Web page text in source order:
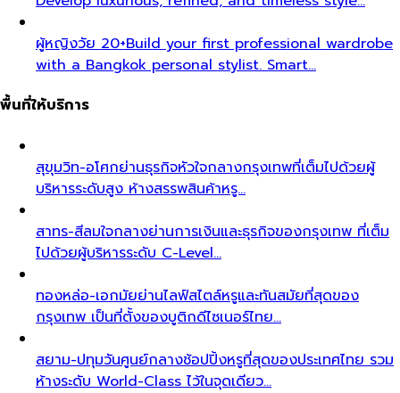
ผู้หญิงวัย 20+Build your first professional wardrobe
with a Bangkok personal stylist. Smart…
พื้นที่ให้บริการ
สุขุมวิท-อโศกย่านธุรกิจหัวใจกลางกรุงเทพที่เต็มไปด้วยผู้
บริหารระดับสูง ห้างสรรพสินค้าหรู…
สาทร-สีลมใจกลางย่านการเงินและธุรกิจของกรุงเทพ ที่เต็ม
ไปด้วยผู้บริหารระดับ C-Level…
ทองหล่อ-เอกมัยย่านไลฟ์สไตล์หรูและทันสมัยที่สุดของ
กรุงเทพ เป็นที่ตั้งของบูติกดีไซเนอร์ไทย…
สยาม-ปทุมวันศูนย์กลางช้อปปิ้งหรูที่สุดของประเทศไทย รวม
ห้างระดับ World-Class ไว้ในจุดเดียว…